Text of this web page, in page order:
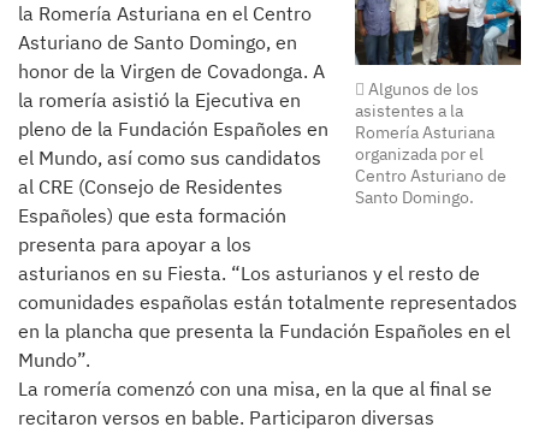
Algunos de los
asistentes a la
Romería Asturiana
organizada por el
Centro Asturiano de
Santo Domingo.
la Romería Asturiana en el Centro
Asturiano de Santo Domingo, en
honor de la Virgen de Covadonga. A
la romería asistió la Ejecutiva en
pleno de la Fundación Españoles en
el Mundo, así como sus candidatos
al CRE (Consejo de Residentes
Españoles) que esta formación
presenta para apoyar a los
asturianos en su Fiesta. “Los asturianos y el resto de
comunidades españolas están totalmente representados
en la plancha que presenta la Fundación Españoles en el
Mundo”.
La romería comenzó con una misa, en la que al final se
recitaron versos en bable. Participaron diversas